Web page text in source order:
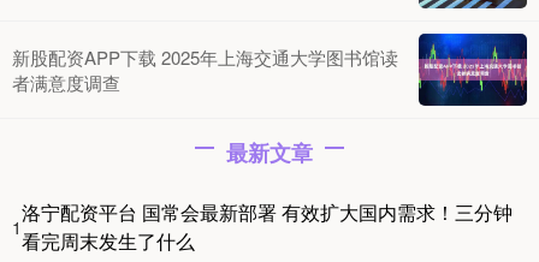
新股配资APP下载 2025年上海交通大学图书馆读
者满意度调查
最新文章
1
洛宁配资平台 国常会最新部署 有效扩大国内需求！三分钟
看完周末发生了什么